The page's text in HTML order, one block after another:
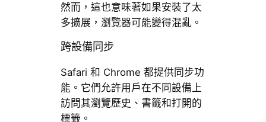
然而，這也意味著如果安裝了太
多擴展，瀏覽器可能變得混亂。
跨設備同步
Safari 和 Chrome 都提供同步功
能。它們允許用戶在不同設備上
訪問其瀏覽歷史、書籤和打開的
標籤。